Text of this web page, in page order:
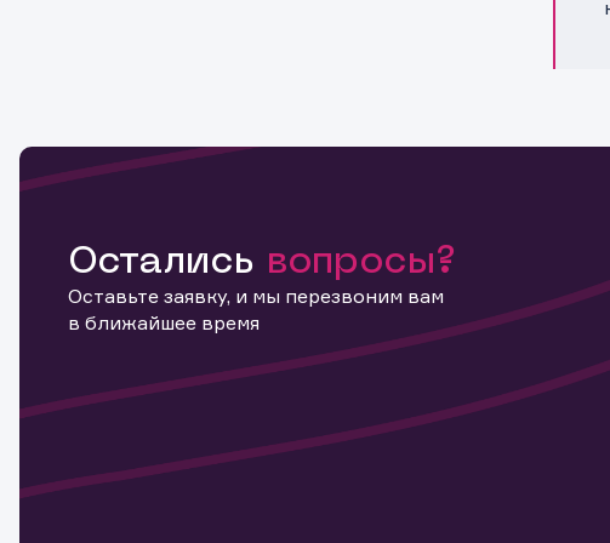
Информация
Настоящим
Остались вопросы?
Оставьте заявку, и мы перезвоним вам
в ближайшее время